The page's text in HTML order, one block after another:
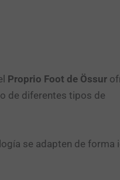
Proprio Foot de Össur
de diferentes tipos de
se adapten de forma